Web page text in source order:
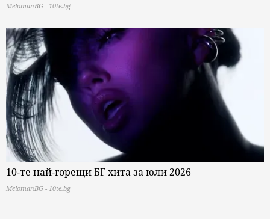
MelomanBG - 10te.bg
10-те най-горещи БГ хита за юли 2026
MelomanBG - 10te.bg